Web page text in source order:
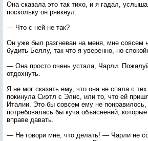
Она сказала это так тихо, и я гадал,
поскольку он рявкнул:
— Что с ней не так?
Он уже был разгневан на меня, мне совсем
будить Беллу, так что я уверенно, но
— Она просто очень устала, Чарли.
отдохнуть.
Я не мог сказать ему, что она не спала с
покинула Сиэтл с Элис, или то, что ей
Италии. Это бы совсем ему не
потребовалась бы куча объяснений,
вправе давать.
— Не говори мне, что делать! — Чарли не